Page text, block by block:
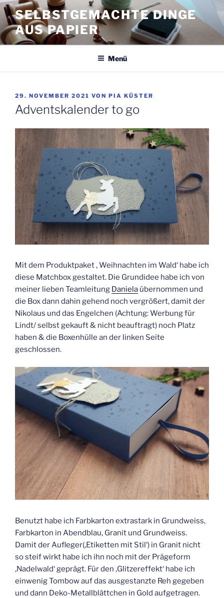
Zum
Inhalt
springen
SELBSTGEMACHTE DINGE
AUS PAPIER
Menü
VERÖFFENTLICHT
AM
29. NOVEMBER 2021 VON PIA KÜSTER
Adventskalender to go
Mit dem Produktpaket ‚ Weihnachten im Wald‘ habe ich
diese Matchbox gestaltet. Die Grundidee habe ich von
meiner lieben Teamleitung Daniela übernommen und
die Box dann dahin gehend noch vergrößert, damit der
Nikolaus und das Engelchen (Achtung: Werbung für
Lindt/ selbst gekauft & nicht beauftragt) noch Platz
haben & die Boxenhülle an der linken Seite
geschlossen.
Benutzt habe ich Farbkarton extrastark in Grundweiss,
Farbkarton in Abendblau, Granit und Grundweiss.
Damit der Aufleger(‚Etiketten mit Stil‘) in Granit nicht
so steif wirkt habe ich ihn noch mit der Prägeform
‚Nadelwald‘ geprägt. Für den ‚Glitzereffekt‘ habe ich
einwenig Tombow auf das ausgestanzte Reh gegeben
und dann Deko-Metallblättchen in Gold aufgetragen.